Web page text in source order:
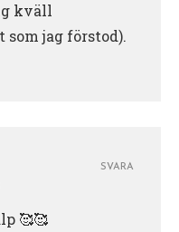
kväll
som jag förstod).
🥰🥰
SVARA